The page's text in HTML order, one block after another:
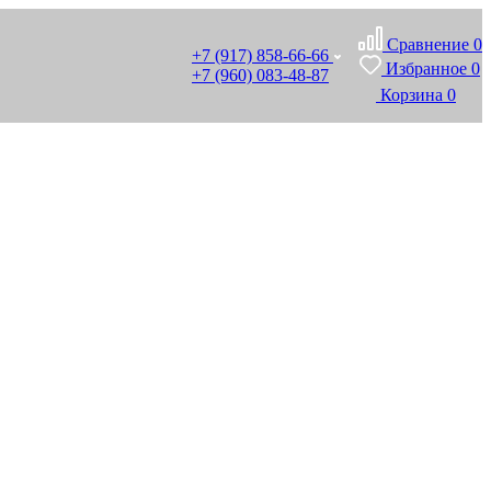
+7 (917) 858-66-66
+7 (960) 083-48-87
Сравнение 0
Избранное 0
Корзина 0